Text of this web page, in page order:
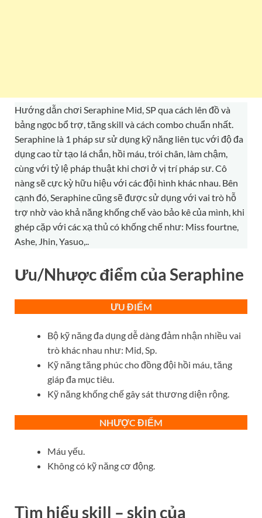
Hướng dẫn chơi Seraphine Mid, SP qua cách lên đồ và
bảng ngọc bổ trợ, tăng skill và cách combo chuẩn nhất.
Seraphine là 1 pháp sư sử dụng kỹ năng liên tục với độ đa
dụng cao từ tạo lá chắn, hồi máu, trói chân, làm chậm,
cùng với tỷ lệ pháp thuật khi chơi ở vị trí pháp sư. Cô
nàng sẽ cực kỳ hữu hiệu với các đội hình khác nhau. Bên
cạnh đó, Seraphine cũng sẽ được sử dụng với vai trò hỗ
trợ nhờ vào khả năng khống chế vào bảo kê của mình, khi
ghép cặp với các xạ thủ có khống chế như: Miss fourtne,
Ashe, Jhin, Yasuo,..
Ưu/Nhược điểm của Seraphine
ƯU ĐIỂM
Bộ kỹ năng đa dụng dễ dàng đảm nhận nhiều vai
trò khác nhau như: Mid, Sp.
Kỹ năng tăng phúc cho đồng đội hồi máu, tăng
giáp đa mục tiêu.
Kỹ năng khống chế gây sát thương diện rộng.
NHƯỢC ĐIỂM
Máu yếu.
Không có kỹ năng cơ động.
Tìm hiểu skill – skin của